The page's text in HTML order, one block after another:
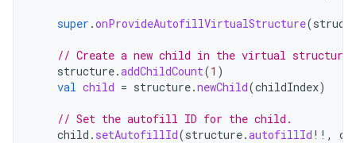
super .onProvideAutofillVirtualStructure(
// Create a new child in the virtual structure.
structure.addChildCount(1 )
val child = structure.newChild(childIndex)
// Set the autofill ID for the child.
child . setAutofillId(structure.autofillId !! ,